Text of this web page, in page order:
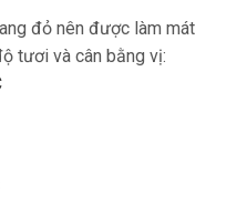
đỏ nên được làm mát
tươi và cân bằng vị: